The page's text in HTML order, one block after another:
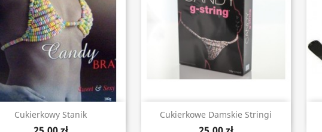
Cukierkowy Stanik
Szybki podgląd Cukierkowe Damskie Stringi
Szybki podgląd